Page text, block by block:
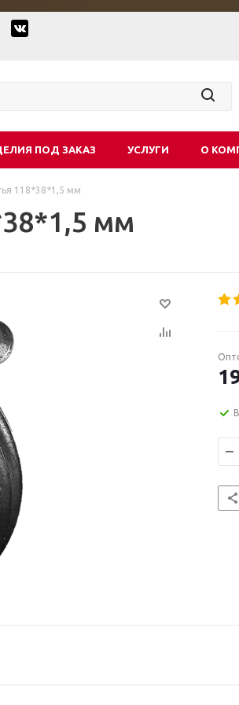
ПОД ЗАКАЗ УСЛУГИ О
118*38*1,5 мм
мм